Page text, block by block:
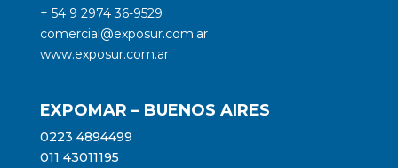
+ 54 9 2974 36-9529
comercial@exposur.com.ar
www.exposur.com.ar
EXPOMAR – BUENOS AIRES
0223 4894499
011 43011195